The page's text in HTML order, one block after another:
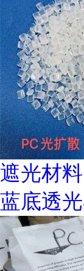
遮光材
蓝底透